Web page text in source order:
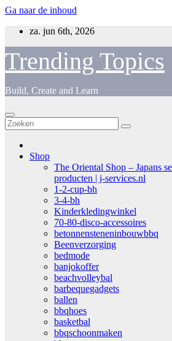
Ga naar de inhoud
za. jun 6th, 2026
Trending Topics
Build, Create and Learn
Shop
The Oriental Shop – Japans
producten | j-services.nl
1-2-cup-bh
3-4-bh
Kinderkledingwinkel
70-80-disco-accessoires
betonnensteneninbouwbbq
Beenverzorging
bedmode
banjokoffer
beachvolleybal
barbequegadgets
ballen
bbqhoes
basketbal
bbqschoonmaken